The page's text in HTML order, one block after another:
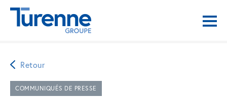
Retour
COMMUNIQUÉS DE PRESSE